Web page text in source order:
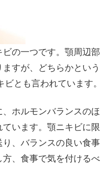
の一つです。顎周辺部
すが、どちらかという
とも言われています。
ホルモンバランスのほ
います。顎ニキビに限
、バランスの良い食事
、食事で気を付けるべ